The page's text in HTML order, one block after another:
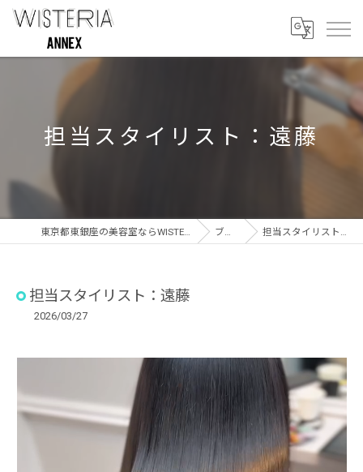
担当スタイリスト：遠藤
東京都東銀座の美容室ならWISTERIA ANNEX ブログ 担当スタイリスト：遠藤
担当スタイリスト：遠藤
2026/03/27